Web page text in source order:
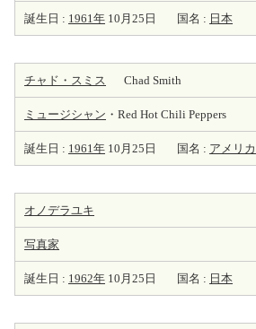
誕生日 : 1961年 10月25日 国名 : 日本
チャド・スミス Chad Smith
ミュージシャン ・Red Hot Chili Peppers
誕生日 : 1961年 10月25日 国名 : アメリカ
オノデラユキ
写真家
誕生日 : 1962年 10月25日 国名 : 日本